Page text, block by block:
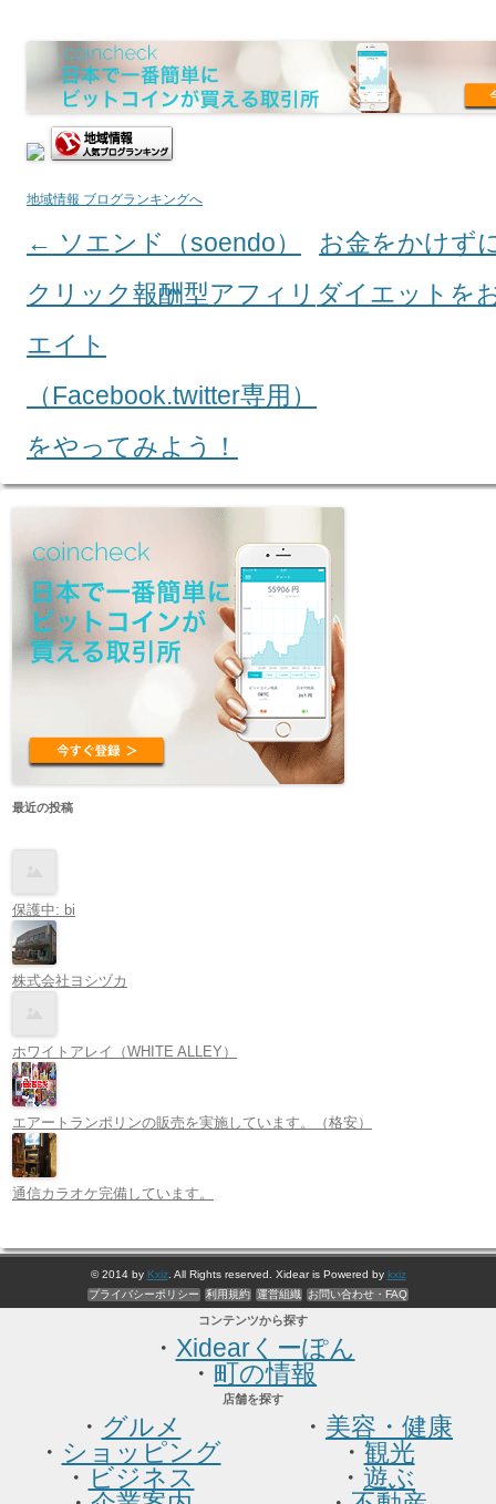
地域情報 ブログランキングへ
Post navigation
← ソエンド（soendo）
クリック報酬型アフィリ
エイト
（Facebook.twitter専用）
をやってみよう！
お金をかけず
ダイエットを
最近の投稿
保護中: bi
株式会社ヨシヅカ
ホワイトアレイ（WHITE ALLEY）
エアートランポリンの販売を実施しています。（格安）
通信カラオケ完備しています。
© 2014 by Kxiz. All Rights reserved. Xidear is Powered by kxiz
プライバシーポリシー
利用規約 運営組織 お問い合わせ・FAQ
コンテンツから探す
・ Xidearくーぽん
・ 町の情報
店舗を探す
・ グルメ
・ ショッピング
・ ビジネス
・ 美容・健康
・ 観光
・ 遊ぶ